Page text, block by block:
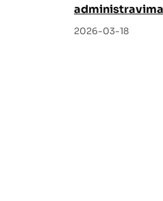
tvarkos garantas
2026-03-18